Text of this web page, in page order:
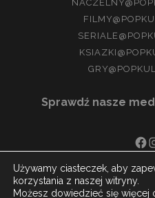
Sprawdź nasze
FACEBOOK
Używamy ciasteczek, aby
korzystania z naszej witryny.
Możesz dowiedzieć się więcej